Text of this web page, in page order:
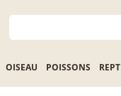
OISEAU POISSONS